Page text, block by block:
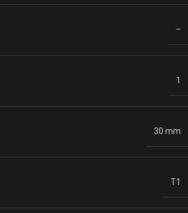
–
1
30 mm
T1